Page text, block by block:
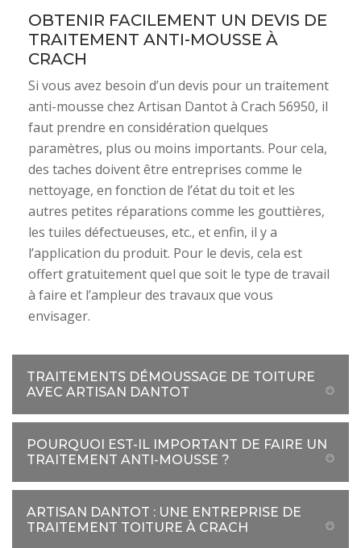
OBTENIR FACILEMENT UN DEVIS DE
TRAITEMENT ANTI-MOUSSE À
CRACH
Si vous avez besoin d’un devis pour un traitement
anti-mousse chez Artisan Dantot à Crach 56950, il
faut prendre en considération quelques
paramètres, plus ou moins importants. Pour cela,
des taches doivent être entreprises comme le
nettoyage, en fonction de l’état du toit et les
autres petites réparations comme les gouttières,
les tuiles défectueuses, etc., et enfin, il y a
l’application du produit. Pour le devis, cela est
offert gratuitement quel que soit le type de travail
à faire et l’ampleur des travaux que vous
envisager.
TRAITEMENTS DÉMOUSSAGE DE TOITURE
AVEC ARTISAN DANTOT
POURQUOI EST-IL IMPORTANT DE FAIRE UN
TRAITEMENT ANTI-MOUSSE ?
ARTISAN DANTOT : UNE ENTREPRISE DE
TRAITEMENT TOITURE À CRACH